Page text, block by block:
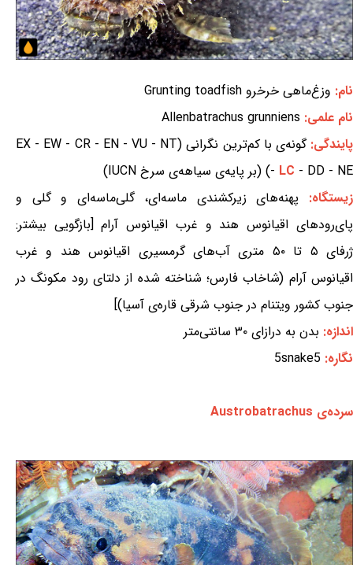
نام: وزغ‌ماهی خرخرو Grunting toadfish
نام علمی: Allenbatrachus grunniens
پایندگی:
گونه‌ی با کم‌ترین نگرانی (EX - EW - CR - EN - VU - NT
- LC - DD - NE) (بر پایه‌ی سیاهه‌ی سرخ IUCN)
زیستگاه: پهنه‌های زیرکشندی ماسه‌ای، گلی‌ماسه‌ای و گلی و
پای‌رودهای اقیانوس هند و غرب اقیانوس آرام [بازگویی بیشتر:
ژرفای ۵ تا ۵۰ متری آب‌های گرمسیری اقیانوس هند و غرب
اقیانوس آرام (شاخاب فارس؛ شناخته شده از دلتای رود مکونگ در
جنوب کشور ویتنام در جنوب شرقی قاره‌ی آسیا)]
اندازه: بدن به درازای ۳۰ سانتی‌متر
نگاره: 5snake5
سرده‌ی Austrobatrachus